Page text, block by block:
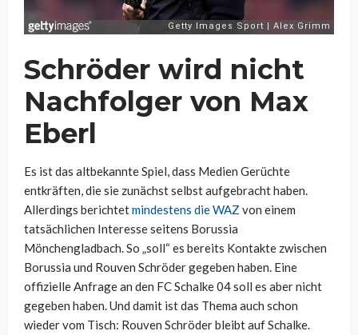
Schröder wird nicht
Nachfolger von Max
Eberl
Es ist das altbekannte Spiel, dass Medien Gerüchte
entkräften, die sie zunächst selbst aufgebracht haben.
Allerdings berichtetmindestens die WAZ von einem
tatsächlichen Interesse seitens Borussia
Mönchengladbach. So „soll“ es bereits Kontakte zwischen
Borussia und Rouven Schröder gegeben haben. Eine
offizielle Anfrage an den FC Schalke 04 soll es aber nicht
gegeben haben. Und damit ist das Thema auch schon
wieder vom Tisch: Rouven Schröder bleibt auf Schalke.